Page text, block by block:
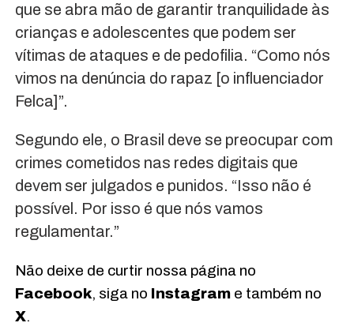
que se abra mão de garantir tranquilidade às
crianças e adolescentes que podem ser
vítimas de ataques e de pedofilia. “Como nós
vimos na denúncia do rapaz [o influenciador
Felca]”.
Segundo ele, o Brasil deve se preocupar com
crimes cometidos nas redes digitais que
devem ser julgados e punidos. “Isso não é
possível. Por isso é que nós vamos
regulamentar.”
Não deixe de curtir nossa página no
Facebook, siga no Instagrame também no
X.